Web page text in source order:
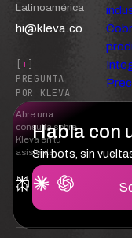
Habla con
Sin bots, sin
Latinoamérica
hi@kleva.co
[+]
PREGUNTA
POR KLEVA
Abre una
consulta sobre
Kleva en tu
asistente